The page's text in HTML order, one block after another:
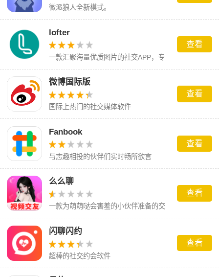
微派狼人全新模式。
lofter
一款汇聚海量优质图片的社交APP，专
注兴趣，分享创作
查看
微博国际版
国际上热门的社交媒体软件
查看
Fanbook
与志趣相投的伙伴们实时畅所欲言
查看
么么聊
一款为萌萌哒会害羞的小伙伴准备的交
友软件
查看
闪聊闪约
超棒的社交约会软件
查看